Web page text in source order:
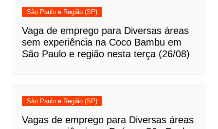
São Paulo e Região (SP)
Vaga de emprego para Diversas áreas
sem experiência na Coco Bambu em
São Paulo e região nesta terça (26/08)
São Paulo e Região (SP)
Vagas de emprego para Diversas áreas